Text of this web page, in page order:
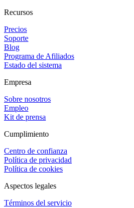
Recursos
Precios
Soporte
Blog
Programa de Afiliados
Estado del sistema
Empresa
Sobre nosotros
Empleo
Kit de prensa
Cumplimiento
Centro de confianza
Política de privacidad
Política de cookies
Aspectos legales
Términos del servicio